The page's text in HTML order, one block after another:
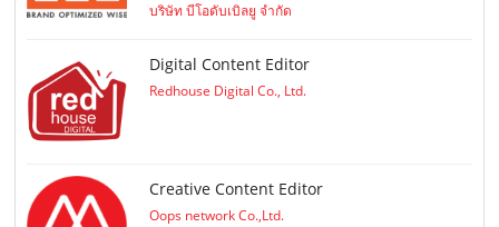
บริษัท บีโอดับเบิลยู จำกัด
Digital Content Editor
Redhouse Digital Co., Ltd.
Creative Content Editor
Oops network Co.,Ltd.